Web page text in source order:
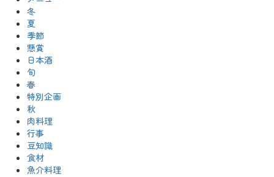
冬
夏
季節
懸賞
日本酒
旬
春
特別企画
秋
肉料理
行事
豆知識
食材
魚介料理